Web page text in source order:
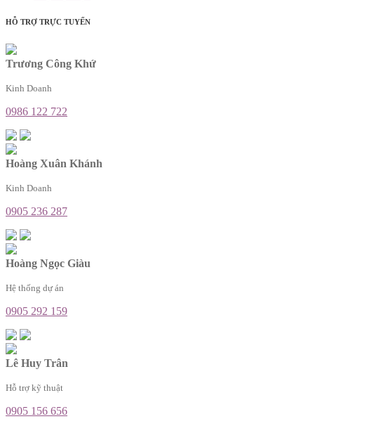
HỖ TRỢ TRỰC TUYẾN
Trương Công Khứ
Kinh Doanh
0986 122 722
Hoàng Xuân Khánh
Kinh Doanh
0905 236 287
Hoàng Ngọc Giàu
Hệ thống dự án
0905 292 159
Lê Huy Trân
Hỗ trợ kỹ thuật
0905 156 656